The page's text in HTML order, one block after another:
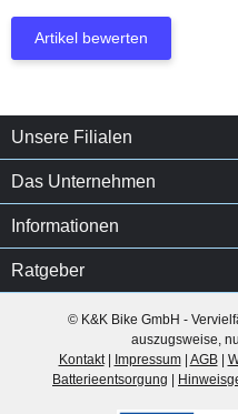
Artikel bewerten
Unsere Filialen
Das Unternehmen
Informationen
Ratgeber
© K&K Bike GmbH -
auszugsweise,
Kontakt| Impressum| AGB|
Batterieentsorgung